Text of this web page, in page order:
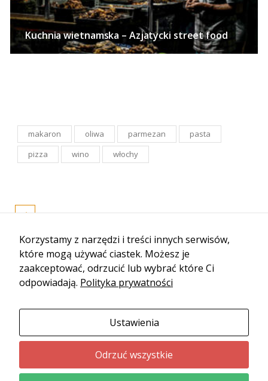
Kuchnia wietnamska – Azjatycki street food
makaron oliwa parmezan
pasta
pizza
wino włochy
Korzystamy z narzędzi i treści innych serwisów,
które mogą używać ciastek. Możesz je
zaakceptować, odrzucić lub wybrać które Ci
odpowiadają. Polityka prywatności
Ustawienia
Odrzuć wszystkie